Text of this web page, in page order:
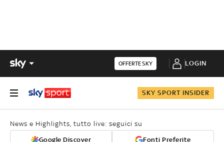
OFFERTE SKY LOGIN
SKY SPORT INSIDER
News e Highlights, tutto live: seguici su
Google Discover Fonti Preferite